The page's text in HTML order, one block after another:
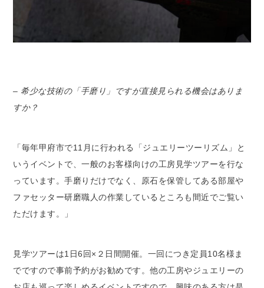
– 希少な技術の「手磨り」ですが直接見られる機会はありま
すか？
「毎年甲府市で11月に行われる「ジュエリーツーリズム」と
いうイベントで、一般のお客様向けの工房見学ツアーを行な
っています。手磨りだけでなく、原石を保管してある部屋や
ファセッター研磨職人の作業しているところも間近でご覧い
ただけます。」
見学ツアーは1日6回×２日間開催。一回につき定員10名様ま
でですので事前予約がお勧めです。他の工房やジュエリーの